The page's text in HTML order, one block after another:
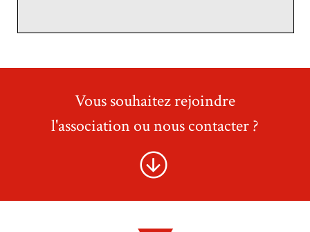
Vous souhaitez rejoindre
l'association ou nous contacter ?